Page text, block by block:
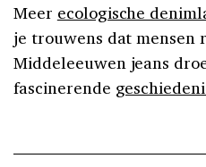
Meer ecologische
je trouwens dat mensen
Middeleeuwen jeans
fascinerende